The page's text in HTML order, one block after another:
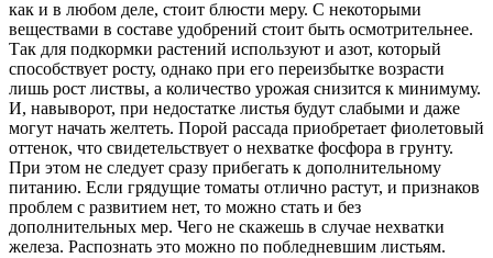
как и в любом деле, стоит блюсти меру. С некоторыми
веществами в составе удобрений стоит быть осмотрительнее.
Так для подкормки растений используют и азот, который
способствует росту, однако при его переизбытке возрасти
лишь рост листвы, а количество урожая снизится к минимуму.
И, навыворот, при недостатке листья будут слабыми и даже
могут начать желтеть. Порой рассада приобретает фиолетовый
оттенок, что свидетельствует о нехватке фосфора в грунту.
При этом не следует сразу прибегать к дополнительному
питанию. Если грядущие томаты отлично растут, и признаков
проблем с развитием нет, то можно стать и без
дополнительных мер. Чего не скажешь в случае нехватки
железа. Распознать это можно по побледневшим листьям.